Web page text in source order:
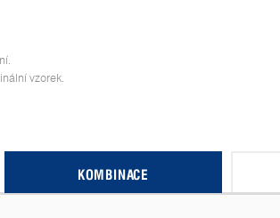
vzorek.
KOMBINACE